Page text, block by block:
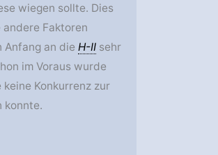
wiegen sollte. Dies
andere Faktoren
Anfang an die H-II sehr
im Voraus wurde
keine Konkurrenz zur
konnte.